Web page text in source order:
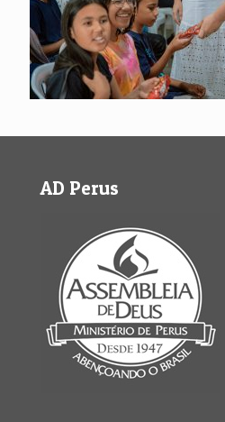
AD Perus